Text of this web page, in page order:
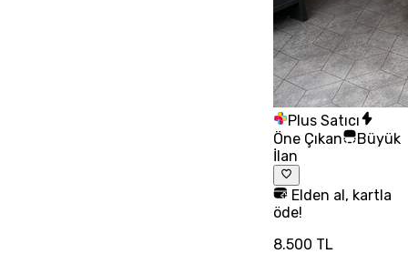
Plus Satıcı
Öne Çıkan
Büyük
İlan
Elden al, kartla
öde!
8.500 TL